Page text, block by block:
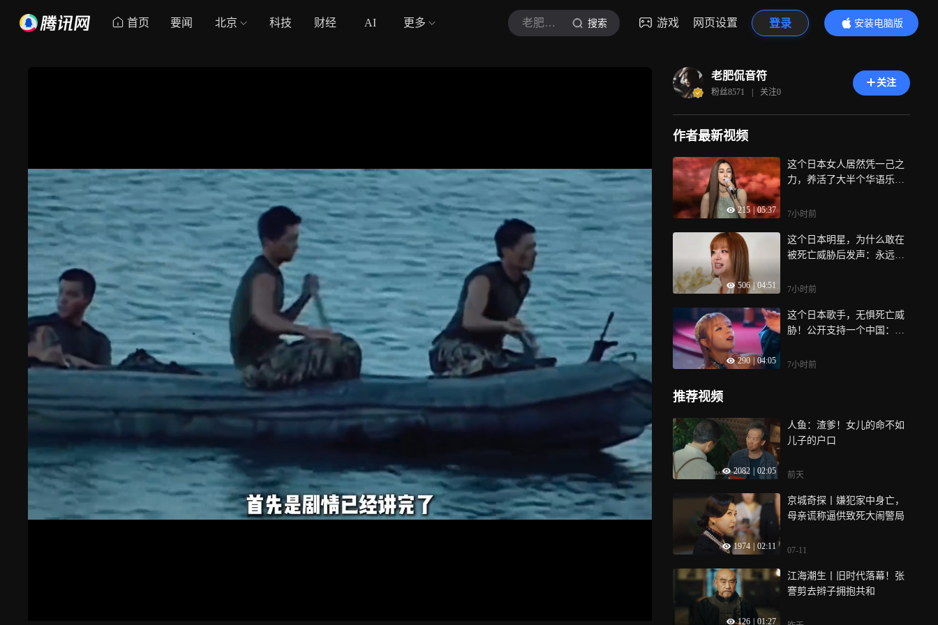
首页 要闻 北京 科技 财经 AI 更多 老肥侃音符 搜索 游戏 网页设置 登录
安装电脑版
内容更精彩
老肥侃音符
粉丝8571 | 关注0
关注
作者最新视频
215 05:37
这个日本女人居然凭一己之
力，养活了大半个华语乐
7小时前
506 | 04:51
这个日本明星，为什么敢在
被死亡威胁后发声：永远支
7小时前
290 04:05
这个日本歌手，无惧死亡威
胁！公开支持一个中国：美
7小时前
推荐视频
2082 02:05
人鱼：渣爹！女儿的命不如
儿子的户口
前天
1974 02:11
京城奇探丨嫌犯家中身亡，
母亲谎称逼供致死大闹警局
07-11
126 01:27
江海潮生丨旧时代落幕！张
謇剪去辫子拥抱共和